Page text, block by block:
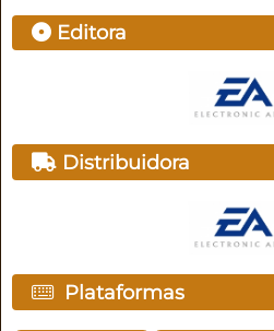
Editora
Distribuidora
Plataformas